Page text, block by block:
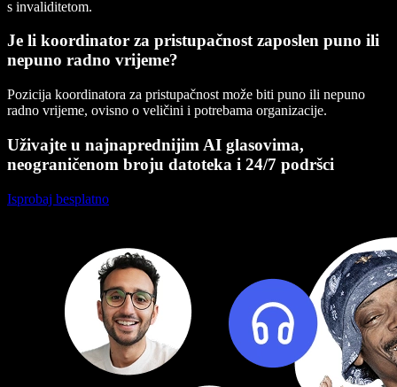
s invaliditetom.
Je li koordinator za pristupačnost zaposlen puno ili
nepuno radno vrijeme?
Pozicija koordinatora za pristupačnost može biti puno ili nepuno
radno vrijeme, ovisno o veličini i potrebama organizacije.
Uživajte u najnaprednijim AI glasovima,
neograničenom broju datoteka i 24/7 podršci
Isprobaj besplatno